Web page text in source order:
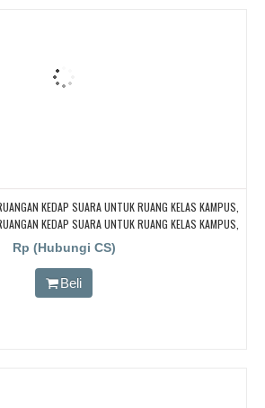
KEDAP SUARA UNTUK RUANG KELAS KAMPUS,
KEDAP SUARA UNTUK RUANG KELAS KAMPUS,
KEDAP SUARA UNTUK RUANG KELAS KAMPUS,
KEDAP SUARA UNTUK RUANG KELAS KAMPUS,
KEDAP SUARA UNTUK RUANG KELAS KAMPUS
Rp (Hubungi CS)
Beli